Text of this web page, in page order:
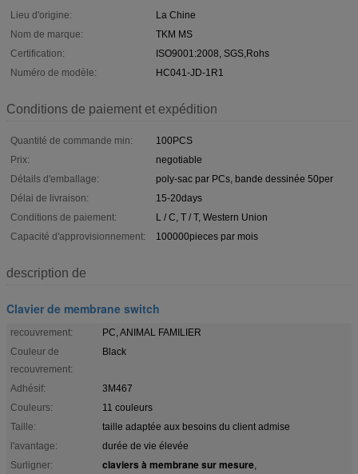
Lieu d'origine:
La Chine
Nom de marque:
TKM MS
Certification:
ISO9001:2008, SGS,Rohs
Numéro de modèle:
HC041-JD-1R1
Conditions de paiement et expédition
Quantité de commande min:
100PCS
Prix:
negotiable
Détails d'emballage:
poly-sac par PCs, bande dessinée 50per
Délai de livraison:
15-20days
Conditions de paiement:
L / C, T / T, Western Union
Capacité d'approvisionnement:
100000pieces par mois
description de
Clavier de membrane switch
recouvrement:
PC, ANIMAL FAMILIER
Couleur de
recouvrement:
Black
Adhésif:
3M467
Couleurs:
11 couleurs
Taille:
taille adaptée aux besoins du client admise
l'avantage:
durée de vie élevée
Surligner:
claviers à membrane sur mesure,